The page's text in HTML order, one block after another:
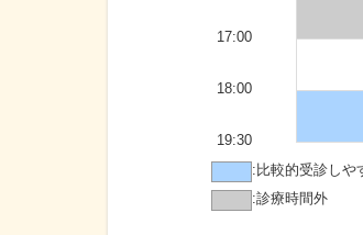
17:00
18:00
19:30
: 比較的受診しや
:診療時間外